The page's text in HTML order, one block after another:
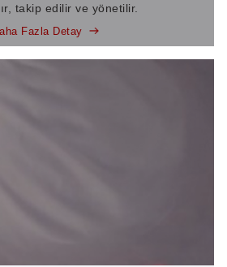
takip edilir ve yönetilir.
Fazla Detay